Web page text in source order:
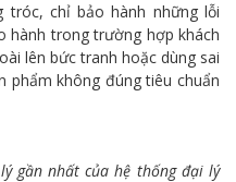
tróc, chỉ bảo hành những lỗi
hành trong trường hợp khách
lên bức tranh hoặc dùng sai
phẩm không đúng tiêu chuẩn
gần nhất của hệ thống đại lý